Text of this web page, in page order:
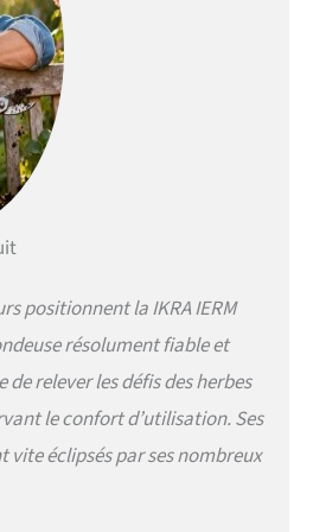
adaptable à la taille de
l'utilisateur Collecte
pratique des déchets de
tonte : sac de ramassage
en tissu (capacité de 50
l) avec couvercle rigide
et indicateur de niveau
boîtier en plastique
robuste ; sécurité sur la
pelouse : système
pratique de
soulagement du câble -
empêche la fiche de
glisser, réduit le risque
positionnent la IKRA IERM
résolument fiable et
relever les défis des herbes
le confort d’utilisation. Ses
vite éclipsés par ses nombreux